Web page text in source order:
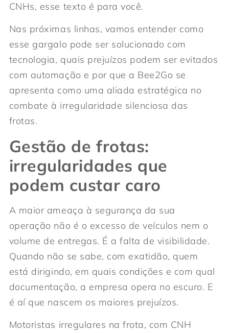
CNHs, esse texto é para você.
Nas próximas linhas, vamos entender como
esse gargalo pode ser solucionado com
tecnologia, quais prejuízos podem ser evitados
com automação e por que a Bee2Go se
apresenta como uma aliada estratégica no
combate à irregularidade silenciosa das
frotas.
Gestão de frotas:
irregularidades que
podem custar caro
A maior ameaça à segurança da sua
operação não é o excesso de veículos nem o
volume de entregas. É a falta de visibilidade.
Quando não se sabe, com exatidão, quem
está dirigindo, em quais condições e com qual
documentação, a empresa opera no escuro. E
é aí que nascem os maiores prejuízos.
Motoristas irregulares na frota, com CNH